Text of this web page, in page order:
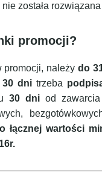
nie została rozwiązana
promocji?
promocji, należydo
30 dnitrzeba
30 dni od
łącznej wartości